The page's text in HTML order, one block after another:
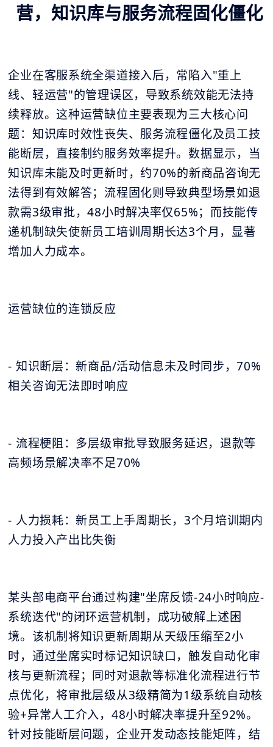
营，知识库与服务流程固化僵化
企业在客服系统全渠道接入后，常陷入"重上
线、轻运营"的管理误区，导致系统效能无法持
续释放。这种运营缺位主要表现为三大核心问
题：知识库时效性丧失、服务流程僵化及员工技
能断层，直接制约服务效率提升。数据显示，当
知识库未能及时更新时，约70%的新商品咨询无
法得到有效解答；流程固化则导致典型场景如退
款需3级审批，48小时解决率仅65%；而技能传
递机制缺失使新员工培训周期长达3个月，显著
增加人力成本。
运营缺位的连锁反应
- 知识断层：新商品/活动信息未及时同步，70%
相关咨询无法即时响应
- 流程梗阻：多层级审批导致服务延迟，退款等
高频场景解决率不足70%
- 人力损耗：新员工上手周期长，3个月培训期内
人力投入产出比失衡
某头部电商平台通过构建"坐席反馈-24小时响应-
系统迭代"的闭环运营机制，成功破解上述困
境。该机制将知识更新周期从天级压缩至2小
时，通过坐席实时标记知识缺口，触发自动化审
核与更新流程；同时对退款等标准化流程进行节
点优化，将审批层级从3级精简为1级系统自动核
验+异常人工介入，48小时解决率提升至92%。
针对技能断层问题，企业开发动态技能矩阵，结